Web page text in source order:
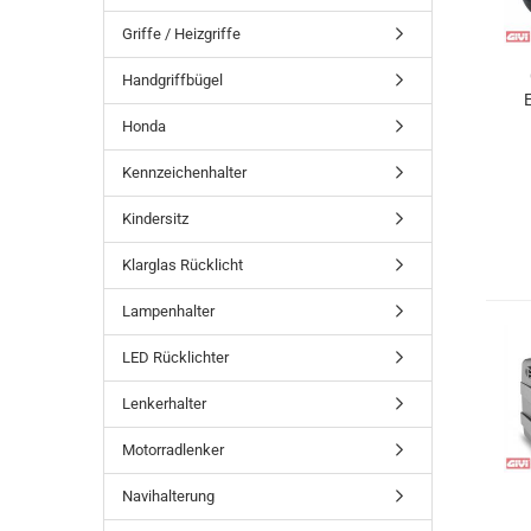
Griffe / Heizgriffe
Handgriffbügel
Honda
Kennzeichenhalter
Kindersitz
Klarglas Rücklicht
Lampenhalter
LED Rücklichter
Lenkerhalter
Motorradlenker
Navihalterung